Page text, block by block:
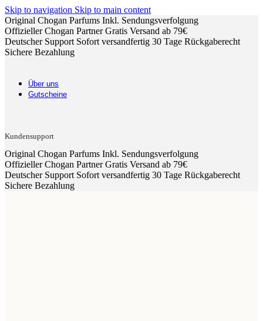
Skip to navigation Skip to main content
Original Chogan Parfums Inkl. Sendungsverfolgung
Offizieller Chogan PartnerGratis Versand ab 79€
Deutscher Support Sofort versandfertig 30 Tage Rückgaberecht
Sichere Bezahlung
Über uns
Gutscheine
Kundensupport
Original Chogan Parfums Inkl. Sendungsverfolgung
Offizieller Chogan PartnerGratis Versand ab 79€
Deutscher Support Sofort versandfertig 30 Tage Rückgaberecht
Sichere Bezahlung